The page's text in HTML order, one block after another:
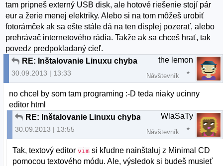
tam pripneš externý USB disk, ale hotové riešenie stojí pár
eur a žerie menej elektriky. Alebo si na tom môžeš urobiť
fotorámček ak sa ešte stále dá na ten displej pozerať, alebo
prehrávač internetového rádia. Takže ak sa chceš hrať, tak
povedz predpokladaný cieľ.
RE: Inštalovanie Linuxu chyba
30.09.2013 | 13:33
the lemon
Návštevník
no chcel by som tam programing :-D teda niaky ucinny
editor html
RE: Inštalovanie Linuxu chyba
30.09.2013 | 13:55
WlaSaTy
Návštevník
Tak, textový editorvim si kľudne nainštaluj z Minimal CD
pomocou textového módu. Ale, výsledok si budeš musieť